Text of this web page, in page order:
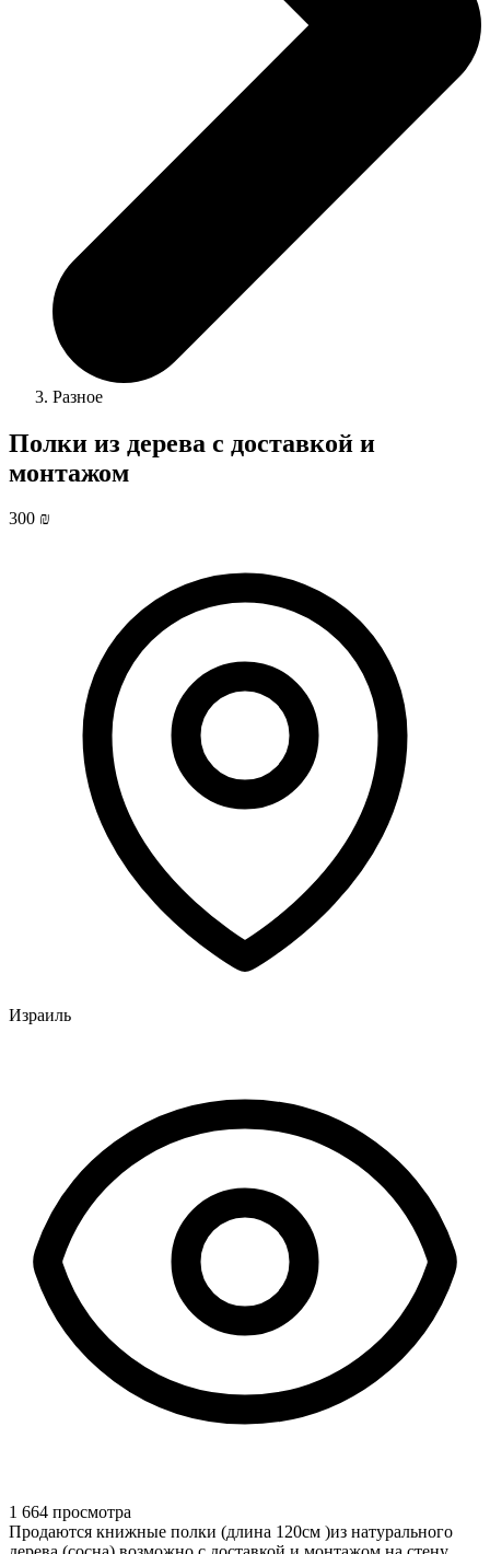
Разное
Полки из дерева с доставкой и
монтажом
300 ₪
Израиль
1 664 просмотра
Продаются книжные полки (длина 120см )из натурального